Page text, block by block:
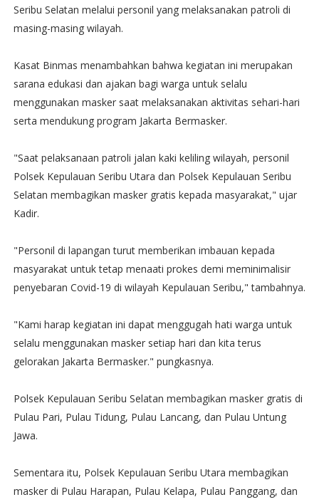
Seribu Selatan melalui personil yang melaksanakan patroli di
masing-masing wilayah.
Kasat Binmas menambahkan bahwa kegiatan ini merupakan
sarana edukasi dan ajakan bagi warga untuk selalu
menggunakan masker saat melaksanakan aktivitas sehari-hari
serta mendukung program Jakarta Bermasker.
"Saat pelaksanaan patroli jalan kaki keliling wilayah, personil
Polsek Kepulauan Seribu Utara dan Polsek Kepulauan Seribu
Selatan membagikan masker gratis kepada masyarakat," ujar
Kadir.
"Personil di lapangan turut memberikan imbauan kepada
masyarakat untuk tetap menaati prokes demi meminimalisir
penyebaran Covid-19 di wilayah Kepulauan Seribu," tambahnya.
"Kami harap kegiatan ini dapat menggugah hati warga untuk
selalu menggunakan masker setiap hari dan kita terus
gelorakan Jakarta Bermasker." pungkasnya.
Polsek Kepulauan Seribu Selatan membagikan masker gratis di
Pulau Pari, Pulau Tidung, Pulau Lancang, dan Pulau Untung
Jawa.
Sementara itu, Polsek Kepulauan Seribu Utara membagikan
masker di Pulau Harapan, Pulau Kelapa, Pulau Panggang, dan